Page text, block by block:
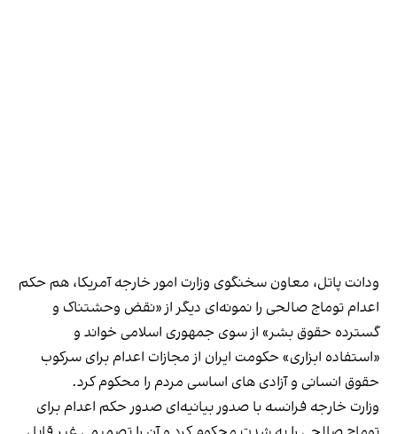
ودانت پاتل، معاون سخنگوی وزارت امور خارجه آمریکا، هم حکم
اعدام توماج صالحی را نمونه‌ای دیگر از «نقض وحشتناک و
گسترده حقوق بشر» از سوی جمهوری اسلامی خواند و
«استفاده ابزاری» حکومت ایران از مجازات اعدام برای سرکوب
حقوق انسانی و آزادی های اساسی مردم را محکوم کرد.
وزارت خارجه فرانسه با صدور بیانیه‌ای صدور حکم اعدام برای